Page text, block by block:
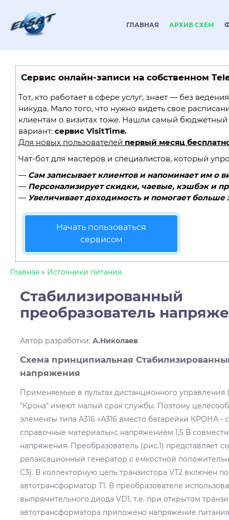
ГЛАВНАЯ АРХИВ СХЕМ
Сервис онлайн-записи на собственном
Тот, кто работает в сфере услуг, знает — без
никуда. Мало того, что нужно видеть свое
клиентам о визитах тоже. Нашли самый
вариант: сервис VisitTime.
Для новых пользователей первый месяц
Чат-бот для мастеров и специалистов, который
— Сам записывает клиентов и напоминает им о
— Персонализирует скидки, чаевые, кэшбэк и
— Увеличивает доходимость и помогает больше
Начать пользоваться
сервисом
Главная » Источники питания
Стабилизированный
преобразователь
Автор разработки: А.Николаев
Схема принципиальная
напряжения
Применяемые в пультах дистанционного управления
"Крона" имеют малый срок службы. Поэтому
элементы типа A316 «А316 вместо батарейки КРОНА -
справочные материалы»с напряжением 1,5 В
напряжения. Преобразователь (рис.1) представляет
релаксационный генератор с емкостной
С3). В коллекторную цепь транзистора VT2 включен
автотрансформатор Т1. В преобразователе
выпрямительного диода VD1, т.е. при открытом
автотрансформатора приложено напряжение